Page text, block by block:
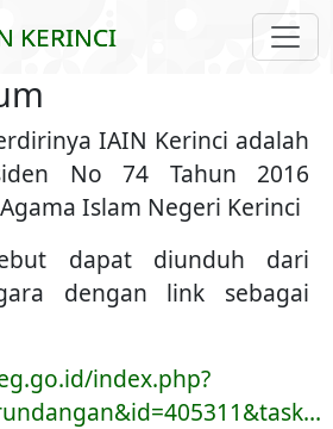
KERINCI
IAIN Kerinci adalah
No 74 Tahun 2016
Islam Negeri Kerinci
dapat diunduh dari
dengan link sebagai
index.php?